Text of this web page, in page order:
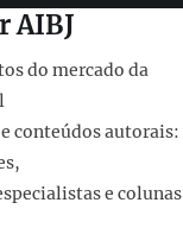
AIBJ
do mercado da
conteúdos autorais:
e colunas